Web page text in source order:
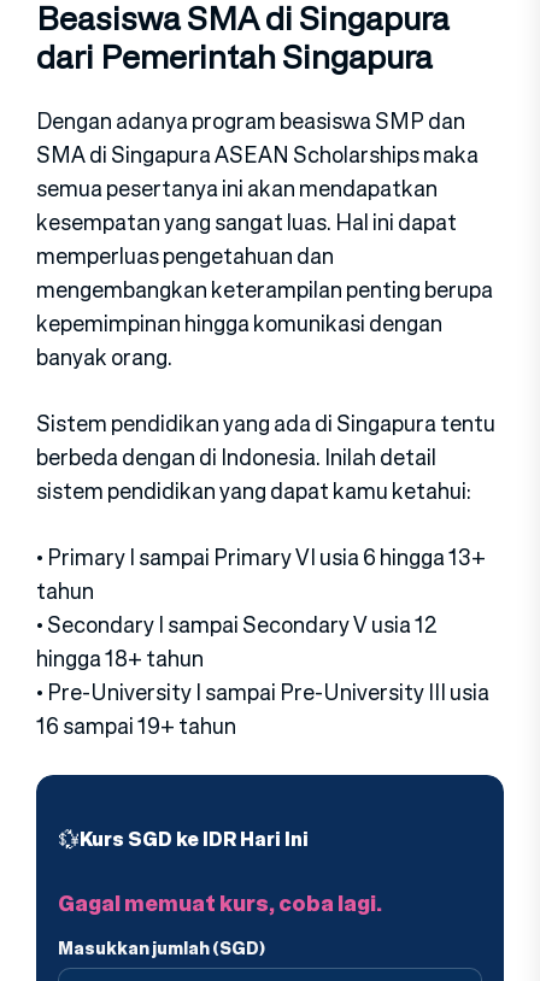
Beasiswa SMA di Singapura
dari Pemerintah Singapura
Dengan adanya program beasiswa SMP dan
SMA di Singapura ASEAN Scholarships maka
semua pesertanya ini akan mendapatkan
kesempatan yang sangat luas. Hal ini dapat
memperluas pengetahuan dan
mengembangkan keterampilan penting berupa
kepemimpinan hingga komunikasi dengan
banyak orang.
Sistem pendidikan yang ada di Singapura tentu
berbeda dengan di Indonesia. Inilah detail
sistem pendidikan yang dapat kamu ketahui:
• Primary I sampai Primary VI usia 6 hingga 13+
tahun
• Secondary I sampai Secondary V usia 12
hingga 18+ tahun
• Pre-University I sampai Pre-University III usia
16 sampai 19+ tahun